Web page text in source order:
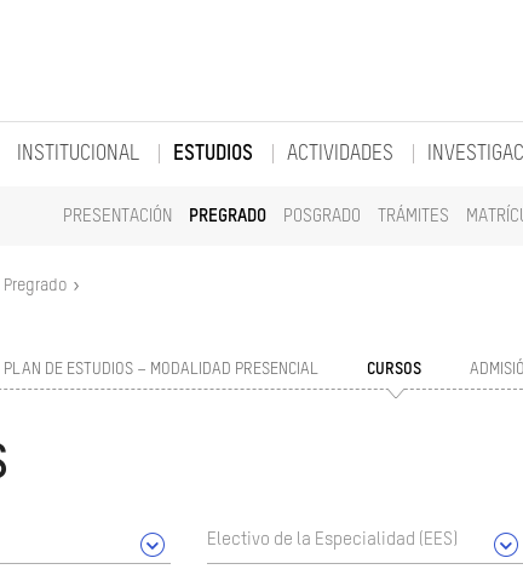
INSTITUCIONAL ESTUDIOS
PRESENTACIÓN PREGRADO POSGRADO TRÁMITES
ACTIVIDADES
Pregrado
PLAN DE ESTUDIOS – MODALIDAD PRESENCIAL CURSOS
Electivo de la Especialidad (EES)